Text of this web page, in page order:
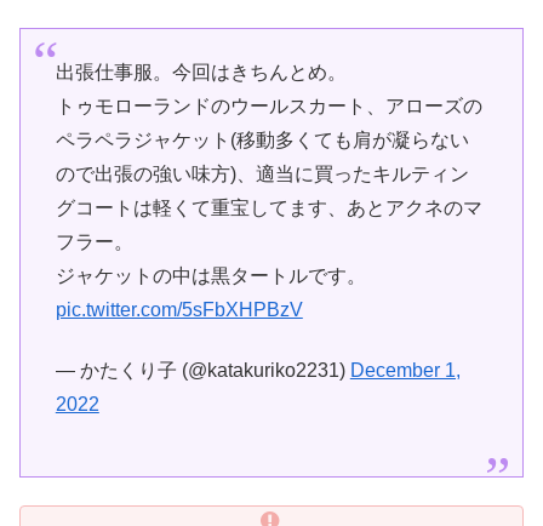
出張仕事服。今回はきちんとめ。
トゥモローランドのウールスカート、アローズの
ペラペラジャケット(移動多くても肩が凝らない
ので出張の強い味方)、適当に買ったキルティン
グコートは軽くて重宝してます、あとアクネのマ
フラー。
ジャケットの中は黒タートルです。
pic.twitter.com/5sFbXHPBzV
— かたくり子 (@katakuriko2231) December 1,
2022